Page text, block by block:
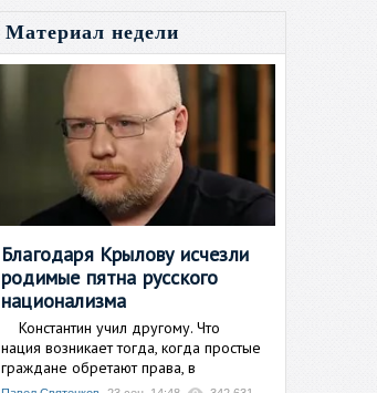
Материал недели
Благодаря Крылову исчезли
родимые пятна русского
национализма
Константин учил другому. Что
нация возникает тогда, когда простые
граждане обретают права, в